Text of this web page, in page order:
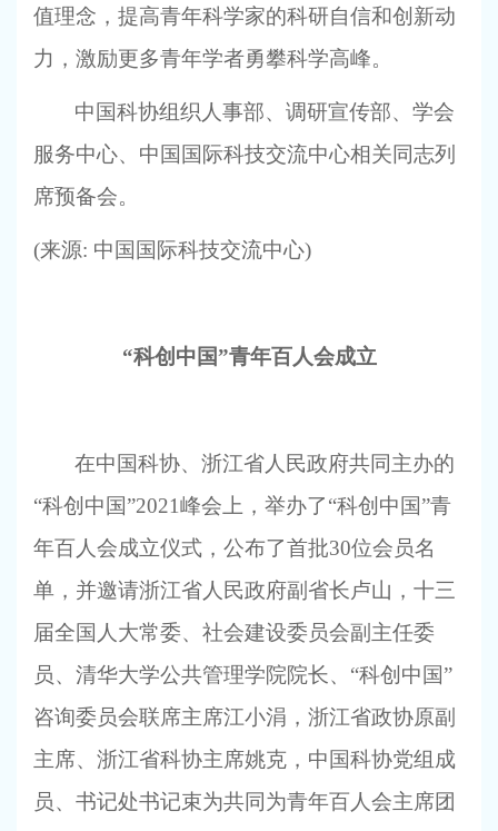
值理念，提高青年科学家的科研自信和创新动
力，激励更多青年学者勇攀科学高峰。
中国科协组织人事部、调研宣传部、学会
服务中心、中国国际科技交流中心相关同志列
席预备会。
(来源: 中国国际科技交流中心)
“科创中国”青年百人会成立
在中国科协、浙江省人民政府共同主办的
“科创中国”2021峰会上，举办了“科创中国”青
年百人会成立仪式，公布了首批30位会员名
单，并邀请浙江省人民政府副省长卢山，十三
届全国人大常委、社会建设委员会副主任委
员、清华大学公共管理学院院长、“科创中国”
咨询委员会联席主席江小涓，浙江省政协原副
主席、浙江省科协主席姚克，中国科协党组成
员、书记处书记束为共同为青年百人会主席团